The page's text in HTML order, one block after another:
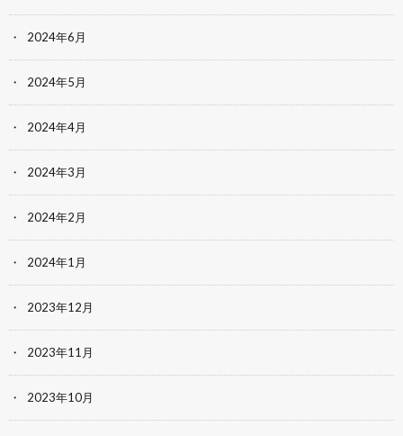
2024年6月
2024年5月
2024年4月
2024年3月
2024年2月
2024年1月
2023年12月
2023年11月
2023年10月